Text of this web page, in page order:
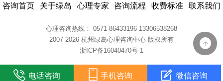
咨询首页 关于绿岛 心理专家 咨询流程 收费标准 联系我们
心理咨询热线： 0571-86433196 13306538268
2007-2026 杭州绿岛心理咨询中心 版权所有
浙ICP备16040470号-1
电话咨询 手机咨询 微信咨询